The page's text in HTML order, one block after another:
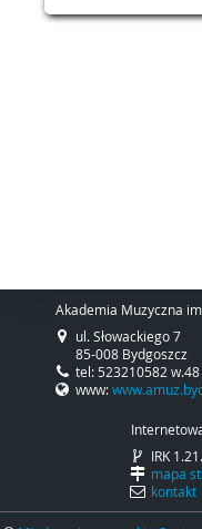
Akademia Muzyczna
ul. Słowackiego 7
85-008 Bydgoszcz
tel: 523210582 w.48
www:
IRK
mapa
kontakt